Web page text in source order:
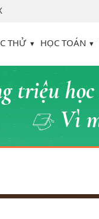
THỬ HỌC TOÁN